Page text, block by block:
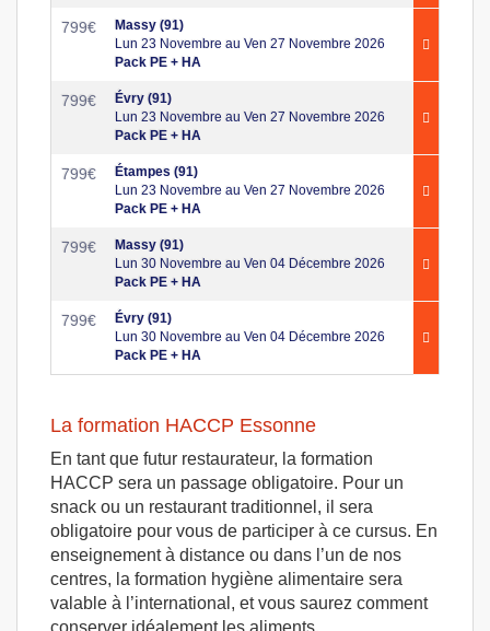
799€
Massy (91)
Lun 23 Novembre au Ven 27 Novembre 2026
Pack PE + HA
799€
Évry (91)
Lun 23 Novembre au Ven 27 Novembre 2026
Pack PE + HA
799€
Étampes (91)
Lun 23 Novembre au Ven 27 Novembre 2026
Pack PE + HA
799€
Massy (91)
Lun 30 Novembre au Ven 04 Décembre 2026
Pack PE + HA
799€
Évry (91)
Lun 30 Novembre au Ven 04 Décembre 2026
Pack PE + HA
La formation HACCP Essonne
En tant que futur restaurateur, la formation
HACCP sera un passage obligatoire. Pour un
snack ou un restaurant traditionnel, il sera
obligatoire pour vous de participer à ce cursus. En
enseignement à distance ou dans l’un de nos
centres, la formation hygiène alimentaire sera
valable à l’international, et vous saurez comment